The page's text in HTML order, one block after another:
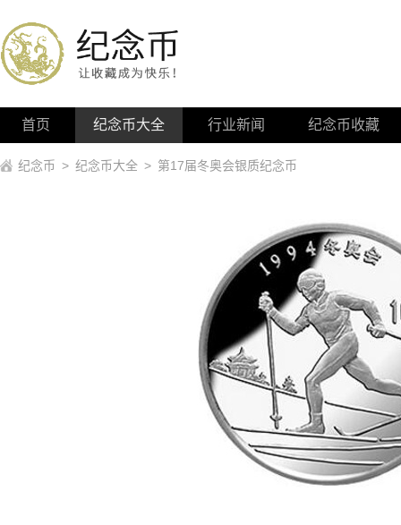
首页 纪念币大全 行业新闻 纪念币收藏
纪念币 > 纪念币大全 > 第17届冬奥会银质纪念币